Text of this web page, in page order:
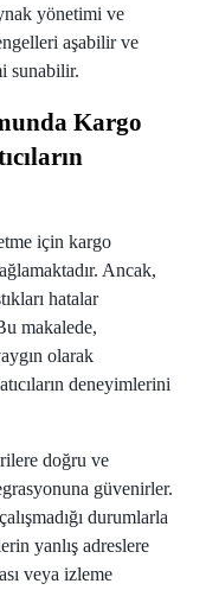
yönetimi ve
aşabilir ve
sunabilir.
Kargo
için kargo
Ancak,
hatalar
makalede,
olarak
deneyimlerini
doğru ve
güvenirler.
durumlarla
yanlış adreslere
veya izleme